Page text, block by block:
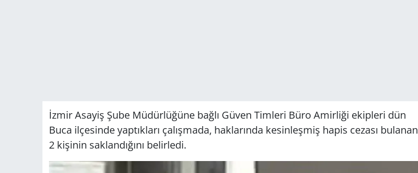
İzmir Asayiş Şube Müdürlüğüne bağlı Güven Timleri Büro Amirliği ekipleri dün
Buca ilçesinde yaptıkları çalışmada, haklarında kesinleşmiş hapis cezası bulanan
2 kişinin saklandığını belirledi.